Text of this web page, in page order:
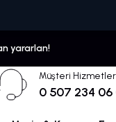
yararlan!
Müşteri
0 507 234 06